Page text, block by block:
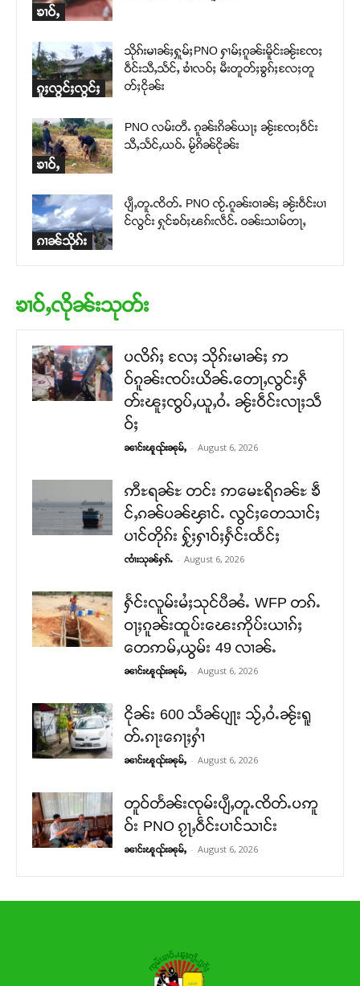
ၶၢဝ်ႇ
ၵူႈလွင်ႈလွင်ႈ
သိုၵ်းမၢၼ်ႈႁူမ်ႈPNO ႁၢမ်ႈၵူၼ်းမိူင်းၼႂ်းၸႄႈ
ဝဵင်းသီႇသႅင်ႇ ၶၢႆလဝ်ႈ မီးတူတ်ႈၶွၵ်ႈလႄႈတူ
တ်ႈငိုၼ်း
ၶၢဝ်ႇ
PNO လမ်းတီႉ ၵူၼ်းၵိၼ်ယႃႈ ၼႂ်းၸႄႈဝဵင်း
သီႇသႅင်ႇယဝ်ႉ မႂ်ၵိၼ်ငိုၼ်း
ၵၢၼ်သိုၵ်း
ပျီႇတူႉၸိတ်ႉ PNO ၸႂ်ႉၵူၼ်းဝၢၼ်ႈ ၼႂ်းဝဵင်းပၢ
င်လွင်း ႁုင်ၶဝ်ႈၽၵ်းလဵင်ႉ ဝၼ်းသၢမ်တႃႇ
ၶၢဝ်ႇလိုၼ်းသုတ်း
ပလိၵ်ႈ လႄႈ သိုၵ်းမၢၼ်ႈ ဢ
ဝ်ၵူၼ်းၸပ်းယိၼ်ႉတေႃႇလွင်းႁဵ
တ်းၽူႈၸွပ်ႇယူႇဝႆႉ ၼႂ်းဝဵင်းလႃႈသဵ
ဝ်ႈ
ၼၢင်းၽူၺ်းၼုမ်ႇ - August 6, 2026
ဢီႊရၼ်ႊ တင်း ဢမေႊရိၵၼ်ႊ ၶဵ
င်ႇၵၼ်ပၼ်ၾၢင်ႉ လွင်ႈတေသၢင်ႈ
ပၢင်တိုၵ်း ႁႂ်ႈႁၢဝ်ႈႁႅင်းထႅင်ႈ
ၸၢႆးသုၼ်ႁၵ်ႉ - August 6, 2026
ႁႅင်းလူမ်းမႆႈသုင်ပီၼႆႉ WFP တၵ်ႉ
ဝႃႈၵူၼ်းထူပ်းၽေးဢိုပ်းယၢၵ်ႈ
တေဢမ်ႇယွမ်း 49 လၢၼ်ႉ
ၼၢင်းၽူၺ်းၼုမ်ႇ - August 6, 2026
ငိုၼ်း 600 သႅၼ်ပျႃး သႂ်ႇဝႆႉၼႂ်းရူ
တ်ႉၵႃးၵေႃႈႁၢႆ
ၼၢင်းၽူၺ်းၼုမ်ႇ - August 6, 2026
တူဝ်တႅၼ်းၸုမ်းပျီႇတူႉၸိတ်ႉပဢူ
ဝ်း PNO ၵႂႃႇဝဵင်းပၢင်သၢင်း
ၼၢင်းၽူၺ်းၼုမ်ႇ - August 6, 2026